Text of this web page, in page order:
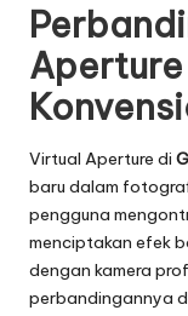
Virtual Aperture di
baru dalam
pengguna
menciptakan efek
dengan kamera
perbandingannya